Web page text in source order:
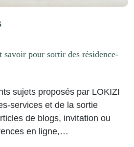
pour sortir des résidence-
sujets proposés par LOKIZI
services et de la sortie
de blogs, invitation ou
en ligne,…